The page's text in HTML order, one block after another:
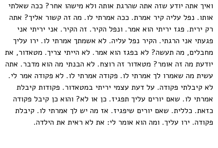
ואיך אתה יודע שזה אתה שהרגת אותה ולא מישהו אחר? ככה שאלתי
אותו. נפל עליה קיר אמרת. ככה אמרתי לו. מה זה קשור אליך? אתה
רק ירית. פגז יריתי הוא אמר. ונפל הקיר. זה הקיר. אני יריתי אני
פגעתי אני הרגתי. הקיר נפל עליה. לא אשמתך אמרתי לו. ירו עליך
מחבלים, מה תעשה? לא בפגז הוא אמר. לא הייתי צריך. מטאדור, את
יודעת מה זה אומר? מטאדור זה רוצח. לא הבנתי מה הוא מדבר. אתה
עשית מה שאמרו לך אמרתי לו. פקודה אמרתי לו. לא פקודה אמר לי.
לא קיבלתי פקודה. על דעת עצמי יריתי במטאדור. פקודות קיבלת
אמרתי לו. שאם יורים עליך תפגיז. כן או לא? והוא כן קיבל פקודה
כזאת. כללית. שאם יורים שיפגיז. אז מה יש לך אמרתי לו. קיבלת
פקודה. ירו עליך. ומה הוא אומר לי: את לא ראית את הילדה.